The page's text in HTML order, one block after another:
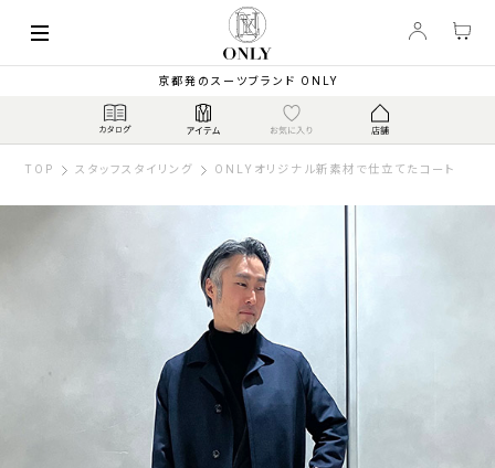
京都発のスーツブランド ONLY
TOP スタッフスタイリング ONLYオリジナル新素材で仕立てたコート